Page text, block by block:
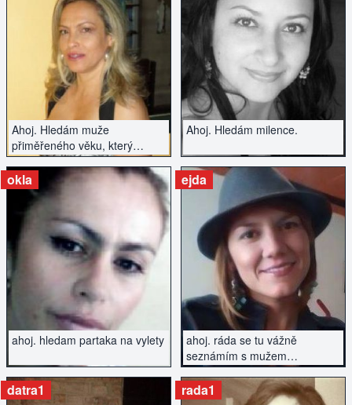
Ahoj. Hledám muže
přiměřeného věku, který
nechce být už také v životě
nadále sám.
ZOBRAZIT INZERÁT
Ahoj. Hledám milence.
ZOBRAZIT INZERÁT
ahoj. hledam partaka na vylety
okla
ZOBRAZIT INZERÁT
ahoj. ráda se tu vážně
seznámím s mužem
přiměřeného věku.
ejda
ZOBRAZIT INZERÁT
datra1 rada1